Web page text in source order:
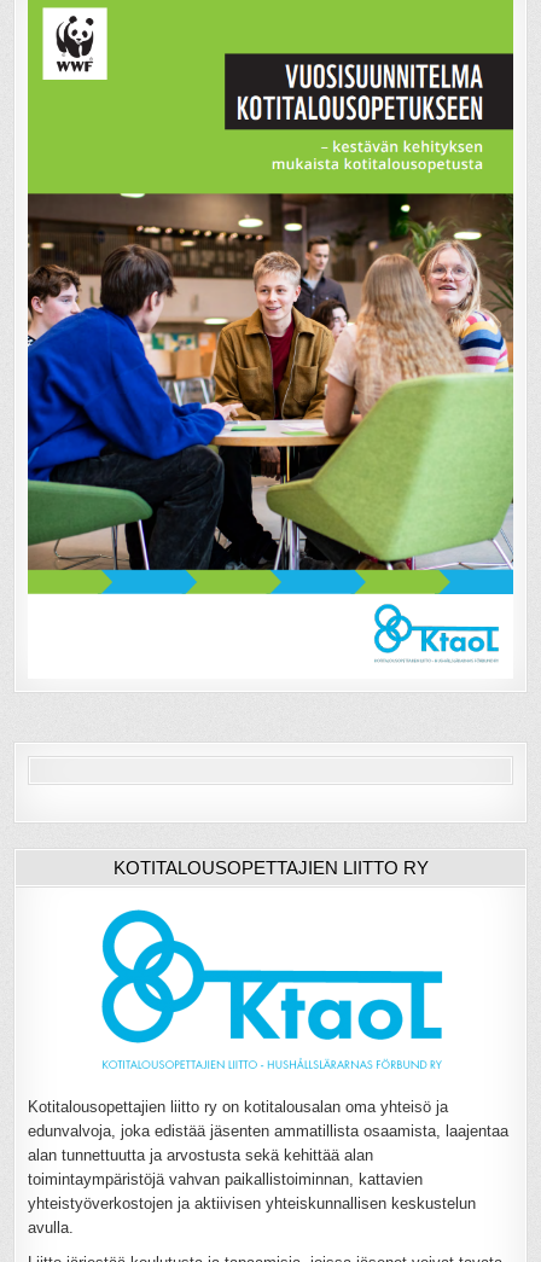
KOTITALOUSOPETTAJIEN LIITTO RY
Kotitalousopettajien liitto ry on kotitalousalan oma yhteisö ja
edunvalvoja, joka edistää jäsenten ammatillista osaamista, laajentaa
alan tunnettuutta ja arvostusta sekä kehittää alan
toimintaympäristöjä vahvan paikallistoiminnan, kattavien
yhteistyöverkostojen ja aktiivisen yhteiskunnallisen keskustelun
avulla.